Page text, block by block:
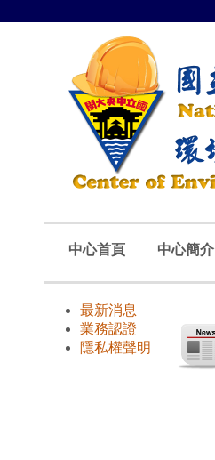
中心首頁 中心簡介
最新消息
業務認證
隱私權聲明